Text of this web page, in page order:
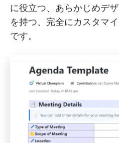
に役立つ、あらかじめデ
を持つ、完全にカスタマ
です。